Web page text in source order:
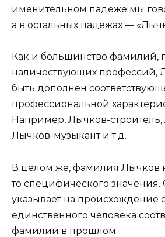
именительном падеже мы
а в остальных падежах —
Как и большинство фамилий,
наличествующих профессий,
быть дополнен
профессиональной
Например, Лычков-строитель,
Лычков-музыкант и т.д.
В целом же, фамилия Лычков
то специфического
указывает на происхождение
единственного человека
фамилии в прошлом.